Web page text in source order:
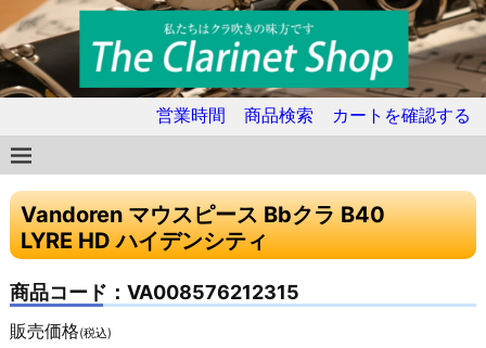
営業時間 商品検索 カートを確認する
Vandoren マウスピース Bbクラ B40
LYRE HD ハイデンシティ
商品コード：VA008576212315
販売価格(税込)